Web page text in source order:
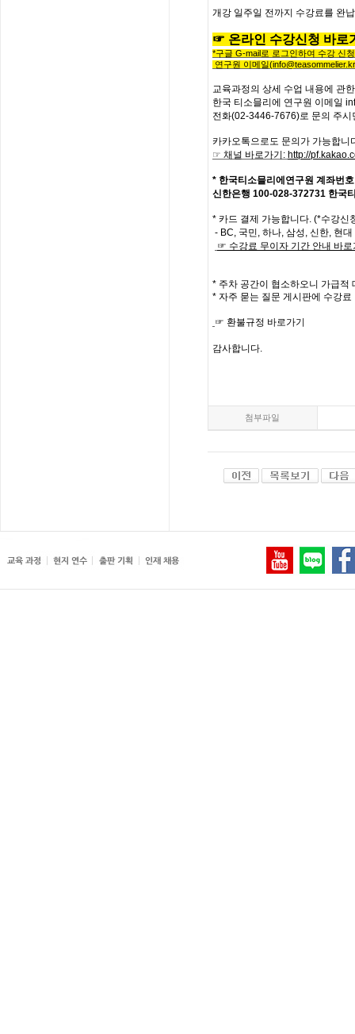
개강 일주일 전까지 수강료를 완
☞ 온라인 수강신청 바로
*구글 G-mail로 로그인하여 수강 신
연구원 이메일
교육과정의 상세 수업 내용에 관한
한국 티소믈리에 연구원 이메일
전화(02-3446-7676)로 문의 주시
카카오톡으로도 문의가 가능합니
☞ 채널 바로가기 : http://
* 한국티소믈리에연구원 계좌번호
신한은행 100-028-372731 한국
* 카드 결제 가능합니다. (*수강신
- BC, 국민, 하나, 삼성, 신한, 현
☞ 수강료 무이자 기간 안내 바로
* 주차 공간이 협소하오니 가급적
* 자주 묻는 질문 게시판에 수강료
☞ 환불규정 바로가기
감사합니다.
첨부파일